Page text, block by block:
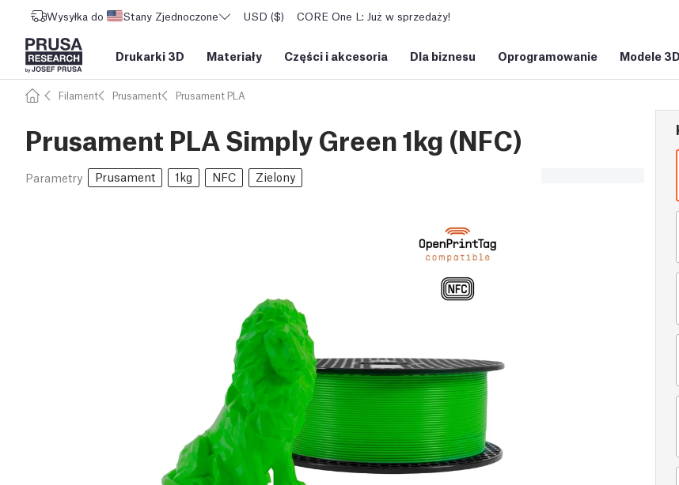
Wysyłka do Stany Zjednoczone USD ($) CORE One L: Już w sprzedaży!
Drukarki 3D Materiały Części i akcesoria Dla biznesu Oprogramowanie Modele 3D
Filament Prusament Prusament PLA
Prusament PLA Simply Green 1kg (NFC)
Parametry Prusament 1kg NFC Zielony